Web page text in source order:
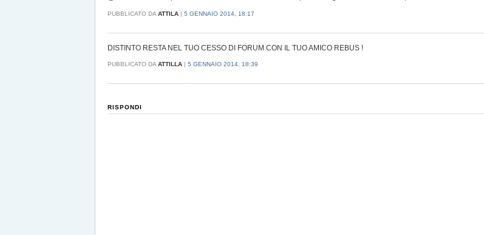
PUBBLICATO DA ATTILA | 5 GENNAIO 2014, 18:17
DISTINTO RESTA NEL TUO CESSO DI FORUM CON IL TUO AMICO REBUS !
PUBBLICATO DAATTILLA 5 GENNAIO 2014, 18:39
RISPONDI